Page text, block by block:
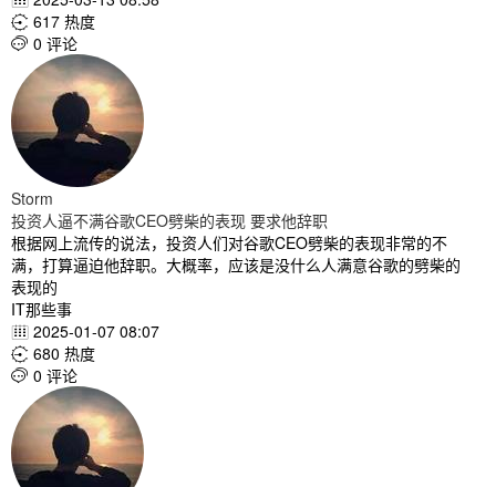
 617 热度
 0 评论
Storm
投资人逼不满谷歌CEO劈柴的表现 要求他辞职
根据网上流传的说法，投资人们对谷歌CEO劈柴的表现非常的不
满，打算逼迫他辞职。大概率，应该是没什么人满意谷歌的劈柴的
表现的
IT那些事
 2025-01-07 08:07
 680 热度
 0 评论